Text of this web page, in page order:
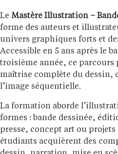
Le Mastère Illustration –
forme des auteurs et
univers graphiques forts et
Accessible en 5 ans après le
troisième année, ce parcours
maîtrise complète du dessin,
l’image séquentielle.
La formation aborde
formes : bande dessinée,
presse, concept art ou projets
étudiants acquièrent des